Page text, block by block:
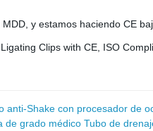
y estamos haciendo CE
anti-Shake con procesador de
de grado médico Tubo de